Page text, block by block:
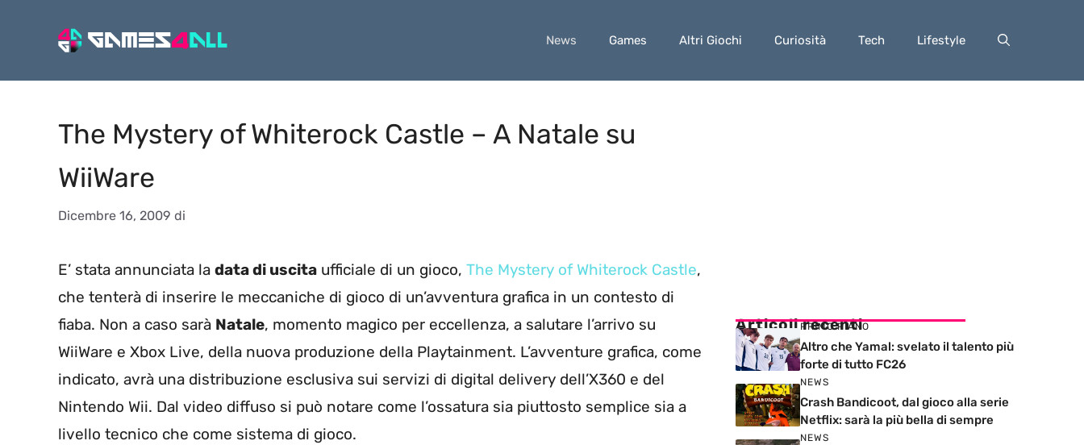
News Games Altri Giochi Curiosità Tech Lifestyle
The Mystery of Whiterock Castle – A Natale su
WiiWare
Dicembre 16, 2009 di
E’ stata annunciata la data di uscita ufficiale di un gioco, The Mystery of Whiterock Castle,
che tenterà di inserire le meccaniche di gioco di un’avventura grafica in un contesto di
fiaba. Non a caso sarà Natale, momento magico per eccellenza, a salutare l’arrivo su
WiiWare e Xbox Live, della nuova produzione della Playtainment. L’avventure grafica, come
indicato, avrà una distribuzione esclusiva sui servizi di digital delivery dell’X360 e del
Nintendo Wii. Dal video diffuso si può notare come l’ossatura sia piuttosto semplice sia a
livello tecnico che come sistema di gioco.
Articoli recenti
PRIMO PIANO
Altro che Yamal: svelato il talento più
forte di tutto FC26
NEWS
Crash Bandicoot, dal gioco alla serie
Netflix: sarà la più bella di sempre
NEWS